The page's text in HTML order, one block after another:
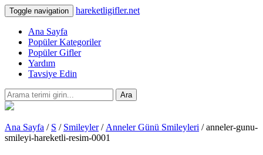
Toggle navigation hareketligifler.net
Ana Sayfa
Popüler Kategoriler
Popüler Gifler
Yardım
Tavsiye Edin
Ara
Ana Sayfa / S / Smileyler/ Anneler Günü Smileyleri / anneler-gunu-
smileyi-hareketli-resim-0001